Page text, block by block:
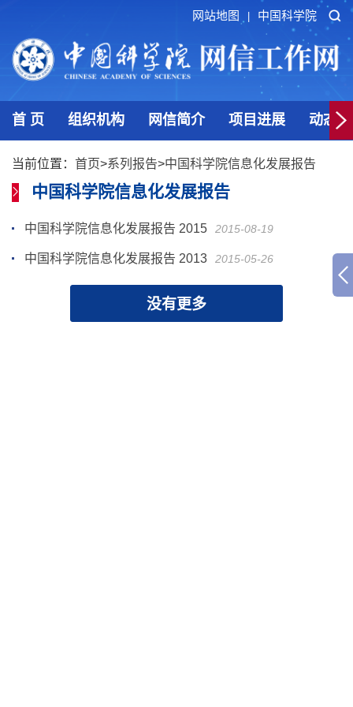
网站地图 中国科学院
首 页 组织机构 网信简介 项目进展 动态
当前位置： 首页>系列报告>中国科学院信息化发展报告
中国科学院信息化发展报告
中国科学院信息化发展报告 2015 2015-08-19
中国科学院信息化发展报告 2013 2015-05-26
没有更多